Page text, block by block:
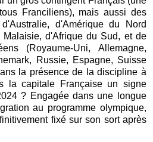
Franciliens), mais aussi des
d'Amérique du Nord
Malaisie, d'Afrique du Sud, et de
(Royaume-Uni, Allemagne,
Russie, Espagne, Suisse
la présence de la discipline à
la capitale Française un signe
? Engagée dans une longue
au programme olympique,
fixé sur son sort après